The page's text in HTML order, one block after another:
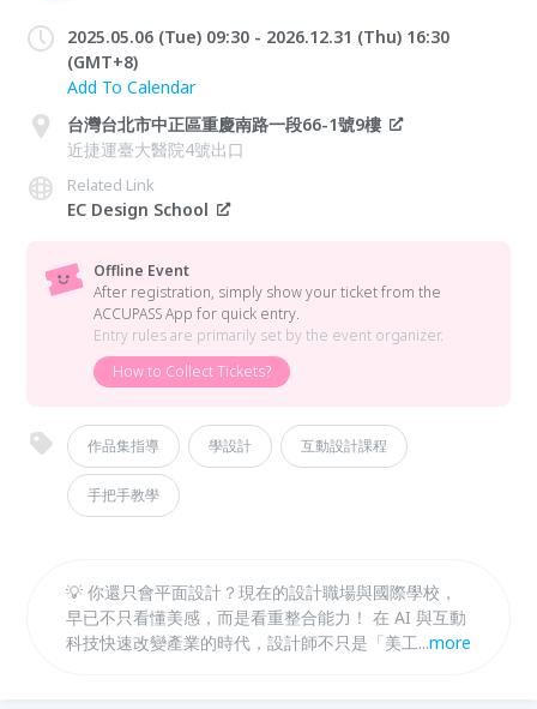
2025.05.06 (Tue) 09:30 - 2026.12.31 (Thu) 16:30
(GMT+8)
Add To Calendar
台灣台北市中正區重慶南路一段66-1號9樓
近捷運臺大醫院4號出口
Related Link
EC Design School
Offline Event
After registration, simply show your ticket from the
ACCUPASS App for quick entry.
Entry rules are primarily set by the event organizer.
How to Collect Tickets?
作品集指導 學設計 互動設計課程
手把手教學
💡 你還只會平面設計？現在的設計職場與國際學校，
早已不只看懂美感，而是看重整合能力！ 在 AI 與互動
科技快速改變產業的時代，設計師不只是「美工」，而
...more